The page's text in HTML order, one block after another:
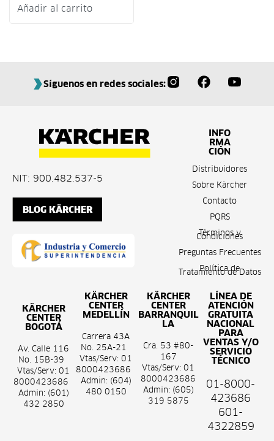
Añadir al carrito
Síguenos en redes sociales:
NIT: 900.482.537-5
BLOG KÄRCHER
INFO
RMA
CIÓN
Distribuidores
Sobre Kärcher
Contacto
PQRS
Términos y
Condiciones
Preguntas Frecuentes
Política de
Tratamiento de Datos
KÄRCHER
CENTER
BOGOTÁ
Av. Calle 116
No. 15B-39
Vtas/Serv: 01
8000423686
Admin: (601)
432 2850
KÄRCHER
CENTER
MEDELLÍN
Carrera 43A
No. 25A-21
Vtas/Serv: 01
8000423686
Admin: (604)
480 0150
KÄRCHER
CENTER
BARRANQUIL
LA
Cra. 53 #80-
167
Vtas/Serv: 01
8000423686
Admin: (605)
319 5875
LÍNEA DE
ATENCIÓN
GRATUITA
NACIONAL
PARA
VENTAS Y/O
SERVICIO
TÉCNICO
01-8000-
423686
601-
4322859